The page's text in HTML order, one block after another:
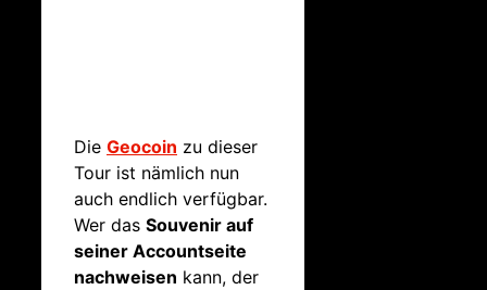
Die Geocoin zu dieser
Tour ist nämlich nun
auch endlich verfügbar.
Wer das Souvenir auf
seiner Accountseite
nachweisen kann, der